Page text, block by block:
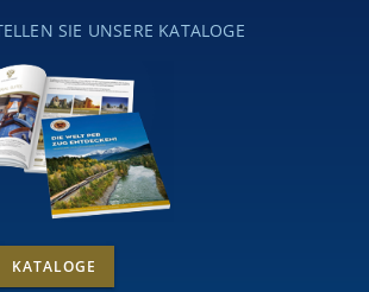
SIE UNSERE KATALOGE
KATALOGE